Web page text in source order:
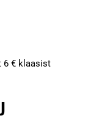
6 € klaasist